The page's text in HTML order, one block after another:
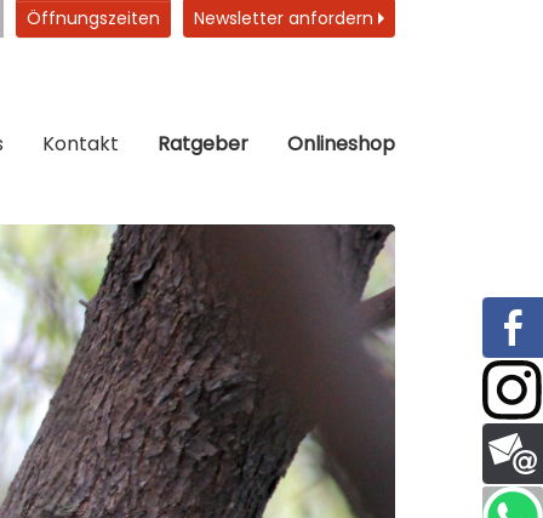
Öffnungszeiten Newsletter anfordern
Kontakt Ratgeber Onlineshop